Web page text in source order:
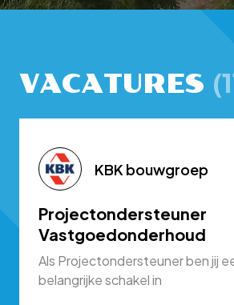
VACATURES
KBK bouwgroep
Projectondersteuner
Vastgoedonderhoud
Als Projectondersteuner ben jij
belangrijke schakel in